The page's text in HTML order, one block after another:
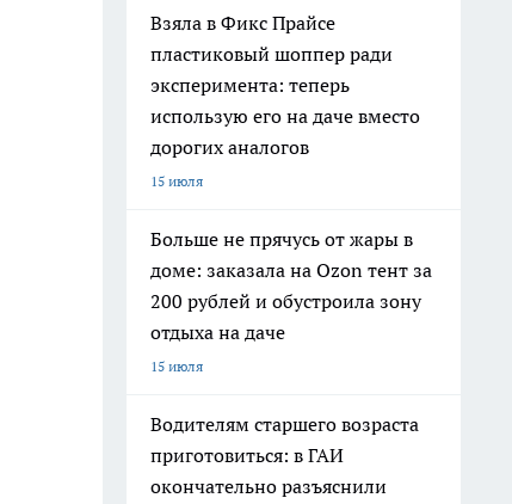
Взяла в Фикс Прайсе
пластиковый шоппер ради
эксперимента: теперь
использую его на даче вместо
дорогих аналогов
15 июля
Больше не прячусь от жары в
доме: заказала на Ozon тент за
200 рублей и обустроила зону
отдыха на даче
15 июля
Водителям старшего возраста
приготовиться: в ГАИ
окончательно разъяснили